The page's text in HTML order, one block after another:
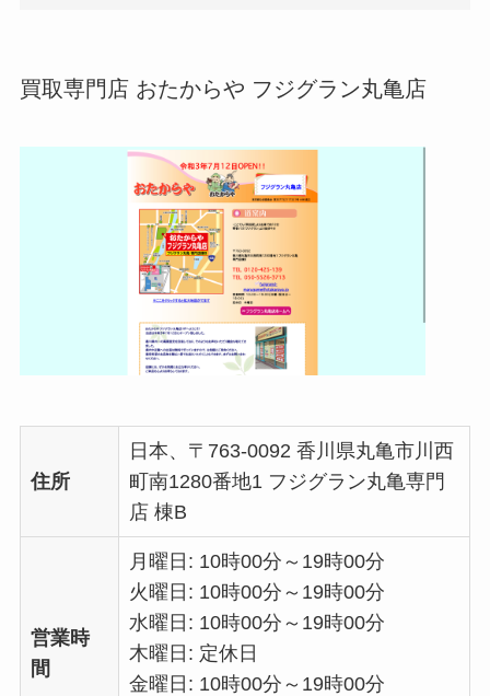
買取専門店 おたからや フジグラン丸亀店
住所
日本、〒763-0092 香川県丸亀市川西
町南1280番地1 フジグラン丸亀専門
店 棟B
営業時
間
月曜日: 10時00分～19時00分
火曜日: 10時00分～19時00分
水曜日: 10時00分～19時00分
木曜日: 定休日
金曜日: 10時00分～19時00分